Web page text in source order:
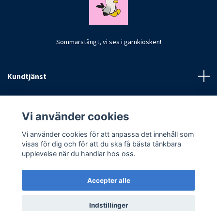
Sommarstängt, vi ses i garnkiosken!
Kundtjänst
© 2026 CrochetByKim
Vi använder cookies
Vi använder cookies för att anpassa det innehåll som
visas för dig och för att du ska få bästa tänkbara
upplevelse när du handlar hos oss.
Accepter alle
Indstillinger